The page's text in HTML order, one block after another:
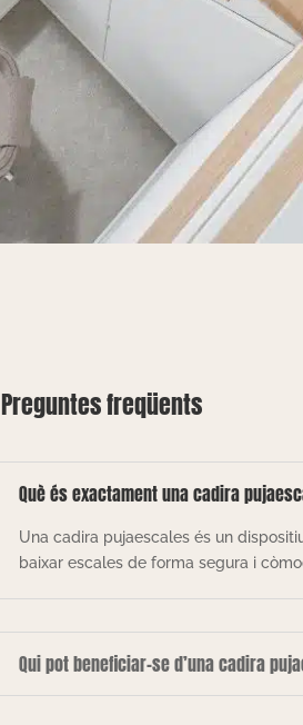
Preguntes freqüents
Què és exactament una cadira
Una cadira pujaescales és un
baixar escales de forma segura i
Qui pot beneficiar-se d’una cadira